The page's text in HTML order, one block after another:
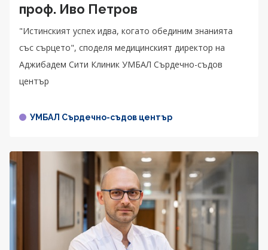
проф. Иво Петров
"Истинският успех идва, когато обединим знанията
със сърцето", споделя медицинският директор на
Аджибадем Сити Клиник УМБАЛ Сърдечно-съдов
център
УМБАЛ Сърдечно-съдов център